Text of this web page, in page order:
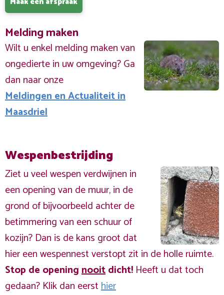
Melding maken
Wilt u enkel melding maken van
ongedierte in uw omgeving? Ga
dan naar onze
Meldingen en Actualiteit in
Maasdriel
Wespenbestrijding
Ziet u veel wespen verdwijnen in
een opening van de muur, in de
grond of bijvoorbeeld achter de
betimmering van een schuur of
kozijn? Dan is de kans groot dat
hier een wespennest verstopt zit in de holle ruimte.
Stop de openingnooitdicht! Heeft u dat toch
gedaan? Klik dan eersthier